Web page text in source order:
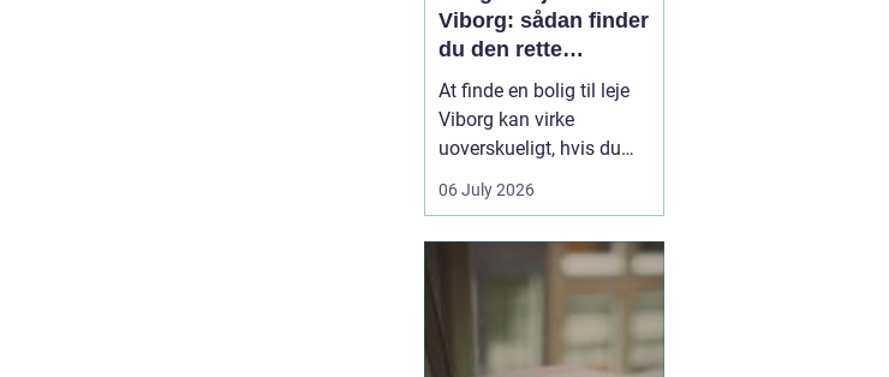
Viborg: sådan finder
du den rette
lejlighed
At finde en bolig til leje
Viborg kan virke
uoverskueligt, hvis du
ikke kender byen eller det
lokale boligmarked. Der
priserne varierer, og
områderne har hver
deres særpræg. Med en
klar plan, lidt viden om
06 July 2026